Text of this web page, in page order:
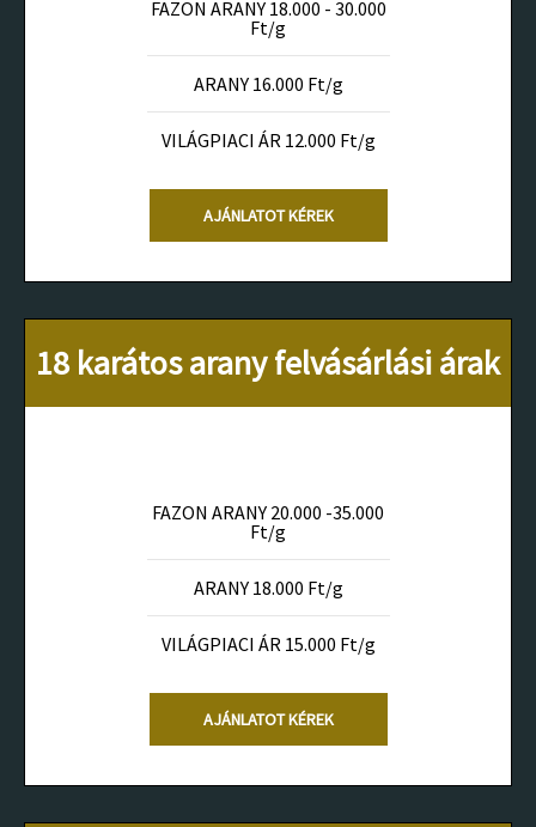
FAZON ARANY 18.000 - 30.000
Ft/g
ARANY 16.000 Ft/g
VILÁGPIACI ÁR 12.000 Ft/g
AJÁNLATOT KÉREK
18 karátos arany felvásárlási árak
FAZON ARANY 20.000 -35.000
Ft/g
ARANY 18.000 Ft/g
VILÁGPIACI ÁR 15.000 Ft/g
AJÁNLATOT KÉREK